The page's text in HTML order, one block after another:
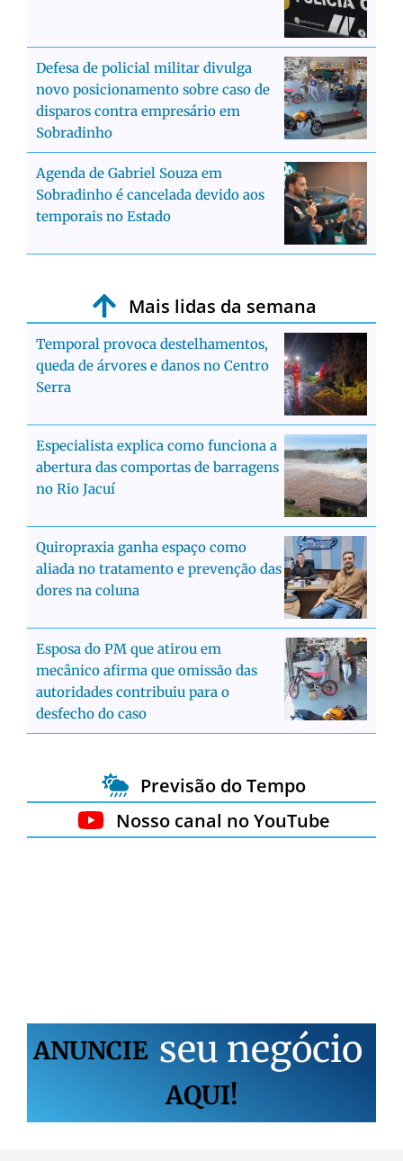
Defesa de policial militar divulga
novo posicionamento sobre caso de
disparos contra empresário em
Sobradinho
Agenda de Gabriel Souza em
Sobradinho é cancelada devido aos
temporais no Estado
Mais lidas da semana
Temporal provoca destelhamentos,
queda de árvores e danos no Centro
Serra
Especialista explica como funciona a
abertura das comportas de barragens
no Rio Jacuí
Quiropraxia ganha espaço como
aliada no tratamento e prevenção das
dores na coluna
Esposa do PM que atirou em
mecânico afirma que omissão das
autoridades contribuiu para o
desfecho do caso
Previsão do Tempo
Nosso canal no YouTube
ANUNCIE seu negócio
AQUI!